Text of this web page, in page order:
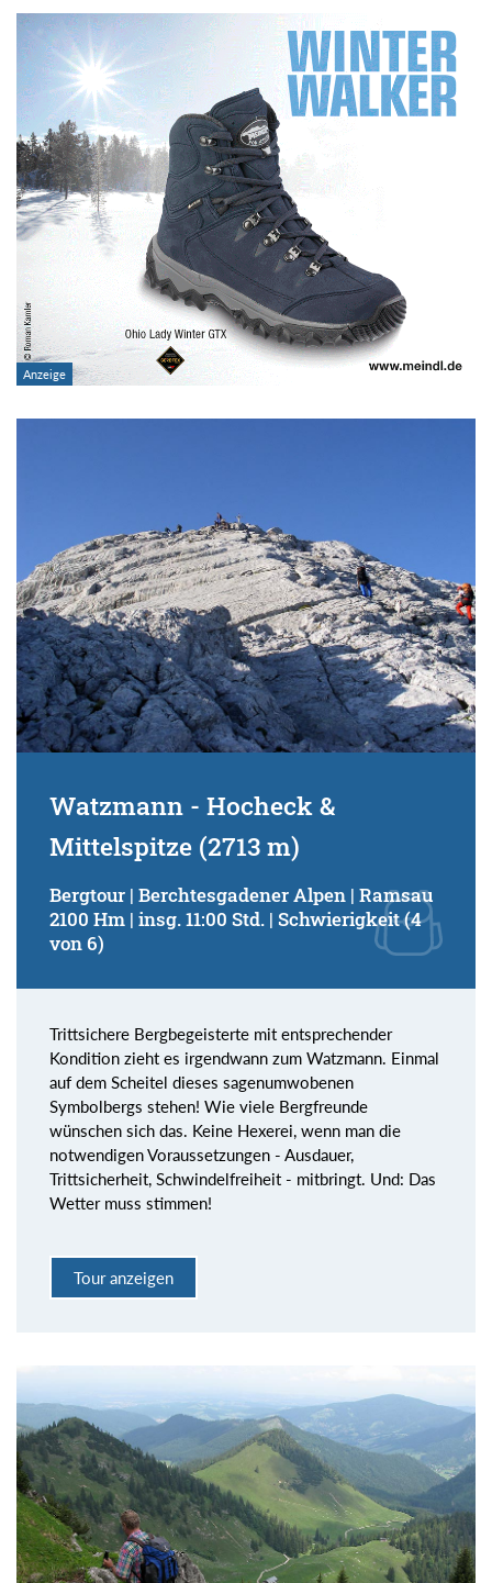
Watzmann - Hocheck &
Mittelspitze (2713 m)
Bergtour | Berchtesgadener Alpen | Ramsau
2100 Hm | insg. 11:00 Std. | Schwierigkeit (4
von 6)
Trittsichere Bergbegeisterte mit entsprechender
Kondition zieht es irgendwann zum Watzmann. Einmal
auf dem Scheitel dieses sagenumwobenen
Symbolbergs stehen! Wie viele Bergfreunde
wünschen sich das. Keine Hexerei, wenn man die
notwendigen Voraussetzungen - Ausdauer,
Trittsicherheit, Schwindelfreiheit - mitbringt. Und: Das
Wetter muss stimmen!
Tour anzeigen